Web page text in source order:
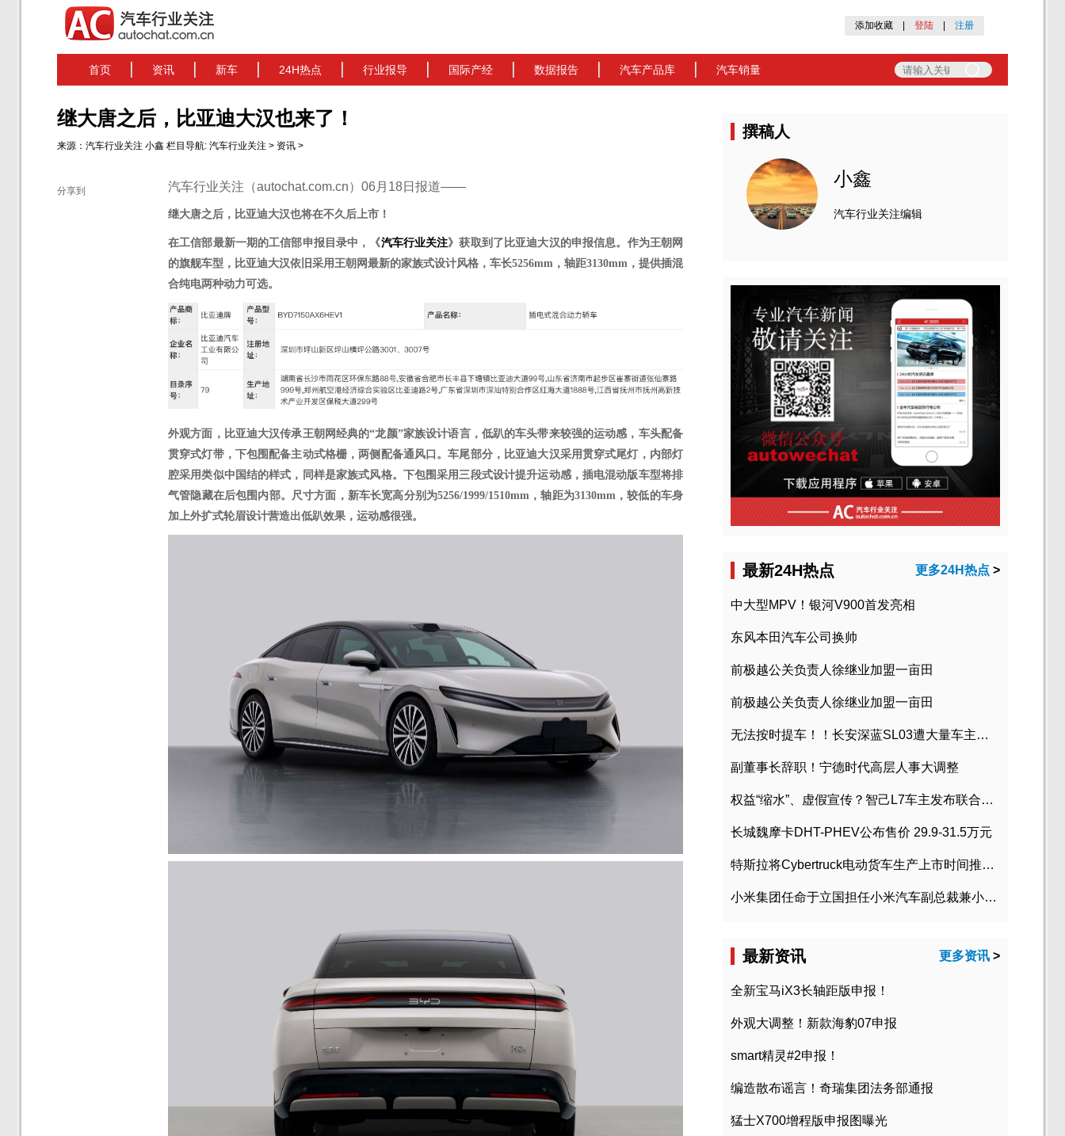
添加收藏 登陆 注册
首页 资讯 新车 24H热点 行业报导 国际产经 数据报告 汽车产品库 汽车销量
继大唐之后，比亚迪大汉也来了！
来源： 汽车行业关注 小鑫 栏目导航: 汽车行业关注 > 资讯 >
分享到 汽车行业关注（autochat.com.cn）06月18日报道——
继大唐之后，比亚迪大汉也将在不久后上市！
在工信部最新一期的工信部申报目录中，《汽车行业关注》获取到了 比亚迪大汉的申报信息。 作为王朝网
的旗舰车型，比亚迪大汉依旧采用王朝网最新的家族式设计风格， 车长5256mm，轴距3130mm，提供插混
合纯电两种动力可选。
外观方面，比亚迪大汉传承王朝网经典的“龙颜”家族设计语言，低趴的车头带来较强的运动感， 车头配备
贯穿式灯带，下包围配备主动式格栅，两侧配备通风口。车尾部分，比亚迪大汉采用贯穿式尾灯，内部灯
腔采用类似中国结的样式，同样是家族式风格。下包围采用三段式设计提升运动感，插电混动版车型将排
气管隐藏在后包围内部。尺寸方面，新车长宽高分别为5256/1999/1510mm，轴距为3130mm，较低的车身
加上外扩式轮眉设计营造出低趴效果，运动感很强。
撰稿人
小鑫
汽车行业关注编辑
最新24H热点 更多24H热点 >
中大型MPV！银河V900首发亮相
东风本田汽车公司换帅
前极越公关负责人徐继业加盟一亩田
前极越公关负责人徐继业加盟一亩田
无法按时提车！！长安深蓝SL03遭大量车主投诉
副董事长辞职！宁德时代高层人事大调整
权益“缩水”、虚假宣传？智己L7车主发布联合维权声明
长城魏摩卡DHT-PHEV公布售价 29.9-31.5万元
特斯拉将Cybertruck电动货车生产上市时间推迟到2023年初
小米集团任命于立国担任小米汽车副总裁兼小米汽车北京总部政委
最新资讯 更多资讯 >
全新宝马iX3长轴距版申报！
外观大调整！新款海豹07申报
smart精灵#2申报！
编造散布谣言！奇瑞集团法务部通报
猛士X700增程版申报图曝光